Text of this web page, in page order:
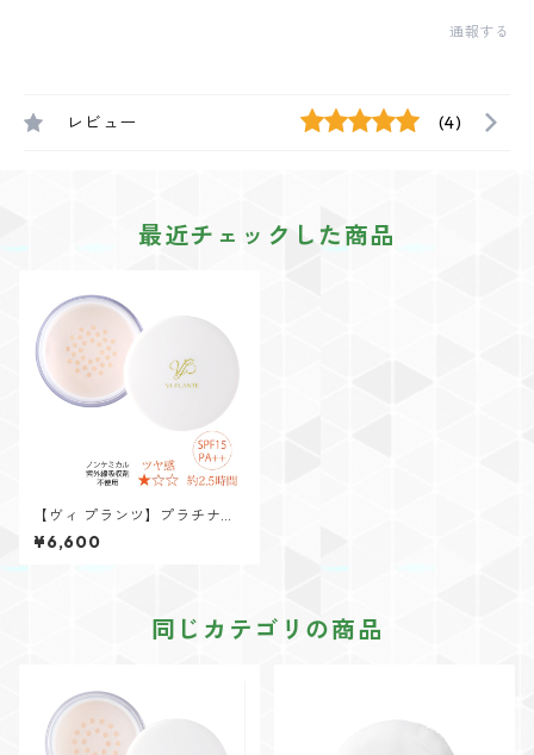
通報する
レビュー (4)
最近チェックした商品
【ヴィ プランツ】プラチナパ
ウダー25g(パフ付き)
¥6,600
同じカテゴリの商品